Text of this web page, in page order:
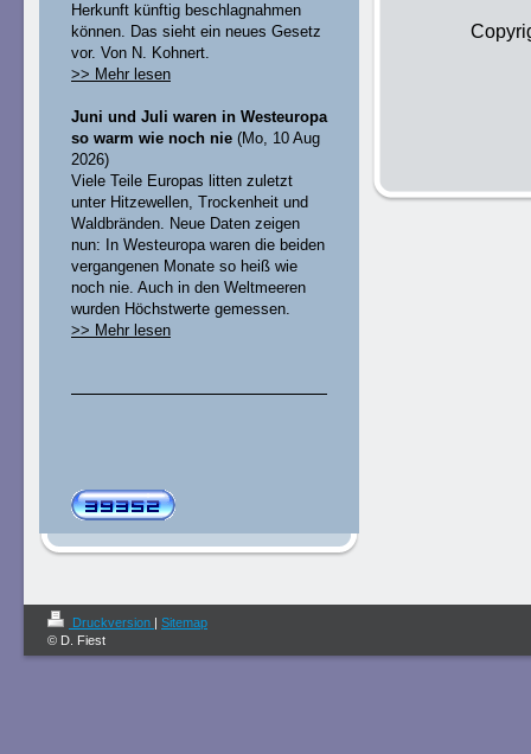
Herkunft künftig beschlagnahmen
können. Das sieht ein neues Gesetz
vor. Von N. Kohnert.
>> Mehr lesen
Juni und Juli waren in Westeuropa
so warm wie noch nie (Mo, 10 Aug
2026)
Viele Teile Europas litten zuletzt
unter Hitzewellen, Trockenheit und
Waldbränden. Neue Daten zeigen
nun: In Westeuropa waren die beiden
vergangenen Monate so heiß wie
noch nie. Auch in den Weltmeeren
wurden Höchstwerte gemessen.
>> Mehr lesen
Druckversion | Sitemap
© D. Fiest